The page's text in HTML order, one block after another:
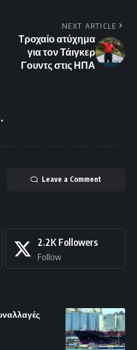
NEXT ARTICLE
Τροχαίο ατύχημα
για τον Τάιγκερ
Γουντς στις ΗΠΑ
Leave a Comment
2.2K Followers
Follow